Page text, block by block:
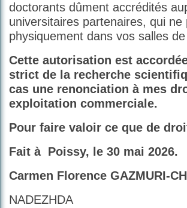
doctorants dûment accrédités
universitaires partenaires, qui
physiquement dans vos salles
Cette autorisation est
strict de la recherche
cas une renonciation à mes
exploitation commerciale.
Pour faire valoir ce que de
Fait à Poissy, le 30 mai 2026.
Carmen Florence GAZMURI-
NADEZHDA